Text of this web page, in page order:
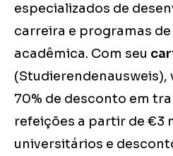
especializados de
carreira e programas
acadêmica. Com seu
(Studierendenausweis),
70% de desconto em
refeições a partir de €3
universitários e